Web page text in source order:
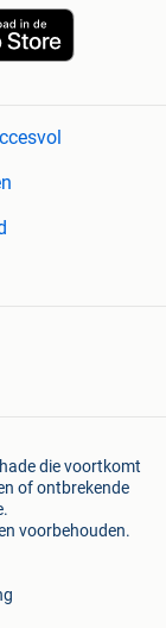
die voortkomt
of ontbrekende
voorbehouden.